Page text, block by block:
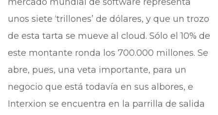
unos siete ‘trillones’ de dólares, y que un trozo
de esta tarta se mueve al cloud. Sólo el 10% de
este montante ronda los 700.000 millones. Se
abre, pues, una veta importante, para un
negocio que está todavía en sus albores, e
Interxion se encuentra en la parrilla de salida